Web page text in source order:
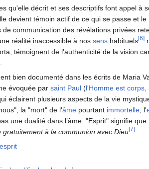
qu'elle décrit et ses descriptifs font appel
devient témoin actif de ce qui se passe et
de communication des révélations privées
réalité inaccessible à nos sens habituels[6]
témoignent de l'authenticité de la vision
bien documenté dans les écrits de Maria
évoquée par saint Paul (l'Homme est corps,
éclairent plusieurs aspects de la vie
la "mort" de l'âme pourtant immortelle , l'
une dualité dans l’âme. "Esprit" signifie
gratuitement à la communion avec Dieu[7]